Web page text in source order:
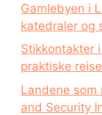
Gamlebyen i
katedraler og
Stikkontakter
praktiske
Landene som
and Security